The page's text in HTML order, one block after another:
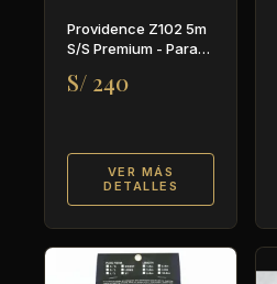
Providence Z102 5m
S/S Premium - Para
S/ 240
VER MÁS
DETALLES